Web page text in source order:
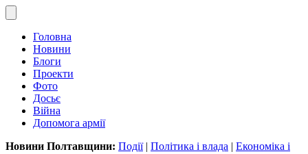
Головна
Новини
Блоги
Проекти
Фото
Досьє
Війна
Допомога армії
Новини Полтавщини: Події| Політика і влада | Економіка і